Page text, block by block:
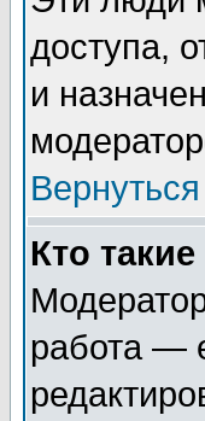
доступа,
и
Кто
работа —